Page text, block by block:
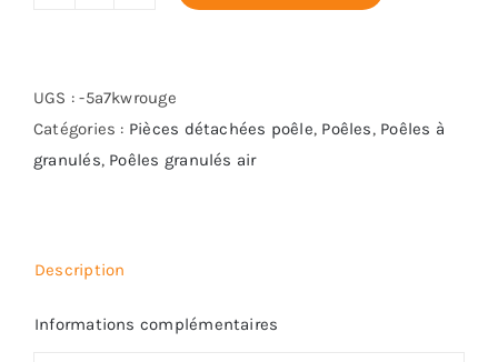
OSLO
UGS :-5a7kwrouge
Catégories : Pièces détachées poêle, Poêles, Poêles à
granulés, Poêles granulés air
Description
Informations complémentaires